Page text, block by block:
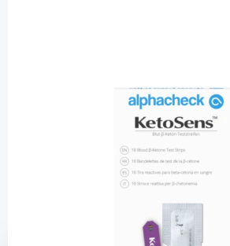
alphacheck KetoSens Blut
Teststreifen / 10 Stück
PZN: 17306068 / Diashop.de Kat.-Nr.
Lieferzeit 3-7 Werktage